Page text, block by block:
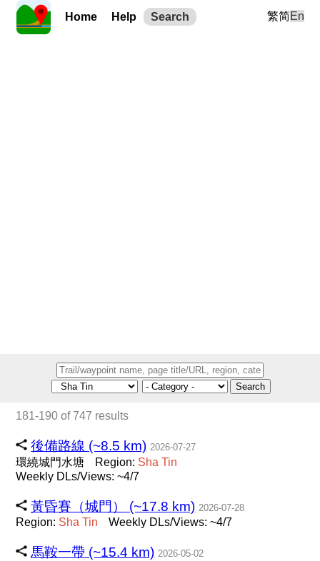
Home Help Search 繁简En
Search
181-190 of 747 results
後備路線 (~8.5 km) 2026-07-27
環繞城門水塘 Region: Sha Tin
Weekly DLs/Views: ~4/7
黃昏賽（城門） (~17.8 km) 2026-07-28
Region: Sha Tin Weekly DLs/Views: ~4/7
馬鞍一帶 (~15.4 km) 2026-05-02